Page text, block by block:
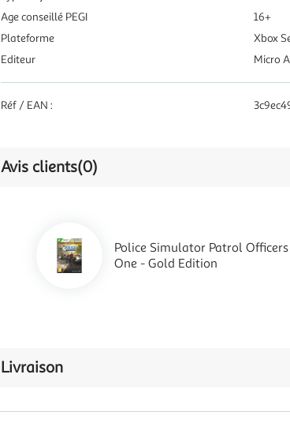
Age conseillé PEGI
16+
Plateforme
Xbox
Editeur
Micro
Réf / EAN :
Avis clients(0)
Police Simulator Patrol
One - Gold Edition
Livraison